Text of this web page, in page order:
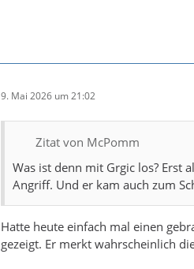
9. Mai 2026 um 21:02
Zitat von McPomm
Was ist denn mit Grgic los? Erst
Angriff. Und er kam auch zum
Hatte heute einfach mal einen
gezeigt. Er merkt wahrscheinlich